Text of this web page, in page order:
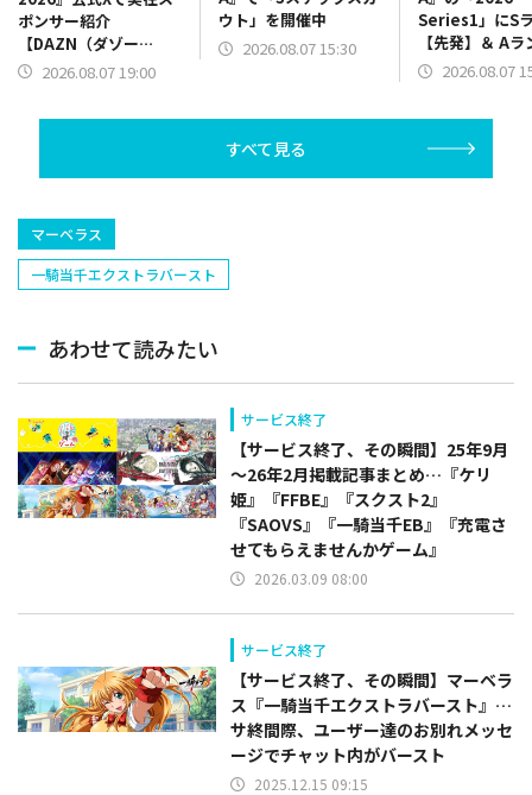
ポンサー紹介
【DAZN（ダゾー
ン）】篇をポスト
2026.08.07 19:00
ウト」を開催中
2026.08.07 15:30
Series1」にS
【先発】＆ Aラ
【野手】新登
塁手)、持丸泰
捕手)など
2026.08.07
すべて見る
マーベラス
一騎当千エクストラバースト
あわせて読みたい
サービス終了
【サービス終了、その瞬間】25年9月
～26年2月掲載記事まとめ…『ケリ
姫』『FFBE』『スクスト2』
『SAOVS』『一騎当千EB』『充電さ
せてもらえませんかゲーム』
2026.03.09 08:00
サービス終了
【サービス終了、その瞬間】マーベラ
ス『一騎当千エクストラバースト』…
サ終間際、ユーザー達のお別れメッセ
ージでチャット内がバースト
2025.12.15 09:15